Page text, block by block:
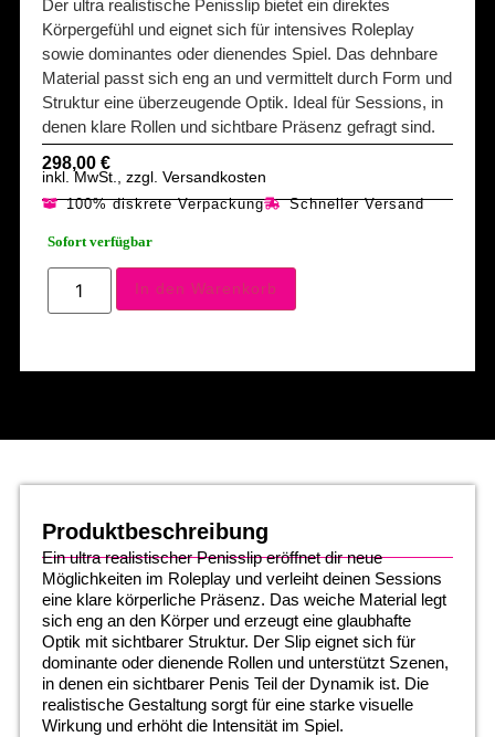
Der ultra realistische Penisslip bietet ein direktes
Körpergefühl und eignet sich für intensives Roleplay
sowie dominantes oder dienendes Spiel. Das dehnbare
Material passt sich eng an und vermittelt durch Form und
Struktur eine überzeugende Optik. Ideal für Sessions, in
denen klare Rollen und sichtbare Präsenz gefragt sind.
298,00 €
inkl. MwSt., zzgl. Versandkosten
100% diskrete Verpackung Schneller Versand
Sofort verfügbar
In den Warenkorb
Produktbeschreibung
Ein ultra realistischer Penisslip eröffnet dir neue
Möglichkeiten im Roleplay und verleiht deinen Sessions
eine klare körperliche Präsenz. Das weiche Material legt
sich eng an den Körper und erzeugt eine glaubhafte
Optik mit sichtbarer Struktur. Der Slip eignet sich für
dominante oder dienende Rollen und unterstützt Szenen,
in denen ein sichtbarer Penis Teil der Dynamik ist. Die
realistische Gestaltung sorgt für eine starke visuelle
Wirkung und erhöht die Intensität im Spiel.